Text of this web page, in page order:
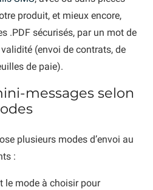
produit, et mieux encore,
.PDF sécurisés, par un mot de
(envoi de contrats, de
de paie).
messages selon
plusieurs modes d’envoi au
:
le mode à choisir pour